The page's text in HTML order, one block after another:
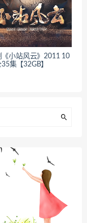
《小站风云》2011 10
集【32GB】